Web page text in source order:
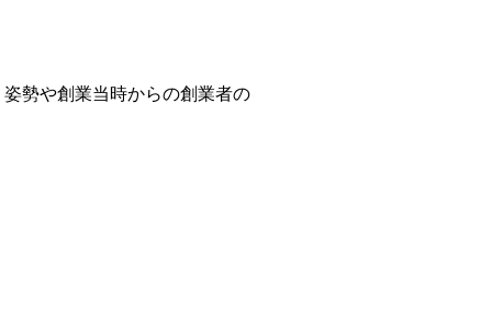
勢や創業当時からの創業者の